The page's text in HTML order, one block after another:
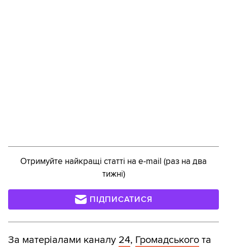
Отримуйте найкращі статті на e-mail (раз на два
тижні)
ПІДПИСАТИСЯ
За матеріалами каналу 24, Громадського та